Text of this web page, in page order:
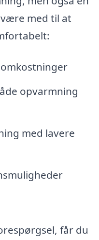
med til at
opvarmning
med lavere
får du